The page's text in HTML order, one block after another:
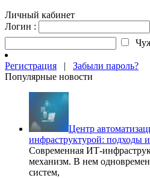
Личный кабинет
Логин :
Регистрация | Забыли пароль?
Популярные новости
Центр
инфраструктурой: подходы и
Современная ИТ-
механизм. В нем
систем,